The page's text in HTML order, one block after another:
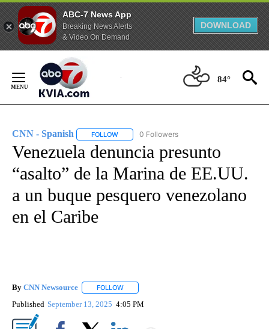
ABC-7 News App
Breaking News Alerts
& Video On Demand
DOWNLOAD
Content
84°
CNN - Spanish FOLLOW FOLLOW "CNN - SPANISH" TO RECEIVE
0 Followers
Venezuela denuncia presunto
“asalto” de la Marina de EE.UU.
a un buque pesquero venezolano
en el Caribe
By CNN Newsource FOLLOW
Published September 13, 2025 4:05 PM